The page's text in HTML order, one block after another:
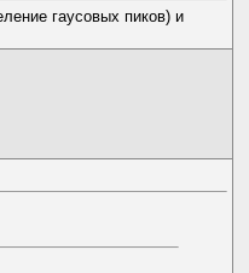
гаусовых пиков) и